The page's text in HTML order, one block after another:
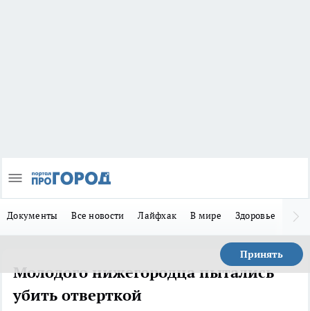
Документы Все новости Лайфхак В мире Здоровье
Принять
Молодого нижегородца пытались
убить отверткой